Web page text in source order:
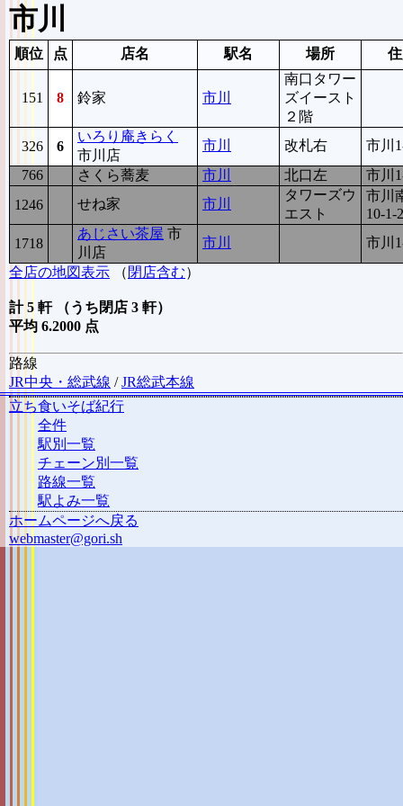
市川
順位 点 店名 駅名 場所
151 8 鈴家 市川
南口タワー
ズイースト
２階
326
6
いろり庵きらく
市川店
市川 改札右
市川
766
さくら蕎麦 市川 北口左
市川
1246
せね家 市川
タワーズウ
エスト
市川
10-1-
1718
あじさい茶屋 市
川店
市川
市川
全店の地図表示 （ 閉店含む）
計 5 軒 （うち閉店 3 軒）
平均 6.2000 点
路線
JR中央・総武線 /JR総武本線
立ち食いそば紀行
全件
駅別一覧
チェーン別一覧
路線一覧
駅よみ一覧
ホームページへ戻る
webmaster@gori.sh